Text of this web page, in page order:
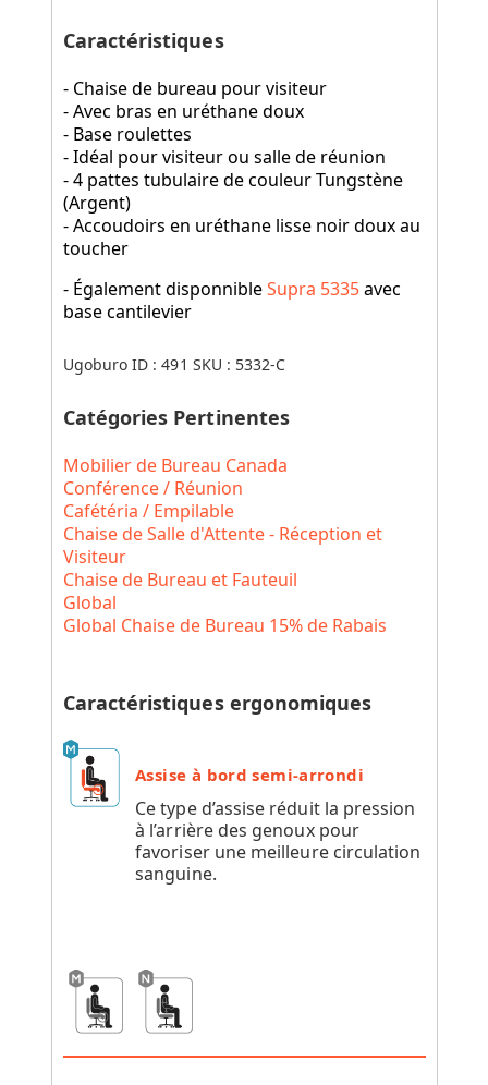
Caractéristiques
- Chaise de bureau pour visiteur
- Avec bras en uréthane doux
- Base roulettes
- Idéal pour visiteur ou salle de réunion
- 4 pattes tubulaire de couleur Tungstène
(Argent)
- Accoudoirs en uréthane lisse noir doux au
toucher
- Également disponnibleSupra 5335avec
base cantilevier
Ugoburo ID :491 SKU : 5332-C
Catégories Pertinentes
Mobilier de Bureau Canada
Conférence / Réunion
Cafétéria / Empilable
Chaise de Salle d'Attente - Réception et
Visiteur
Chaise de Bureau et Fauteuil
Global
Global Chaise de Bureau 15% de Rabais
Caractéristiques ergonomiques
Assise à bord semi-arrondi
Ce type d’assise réduit la pression
à l’arrière des genoux pour
favoriser une meilleure circulation
sanguine.